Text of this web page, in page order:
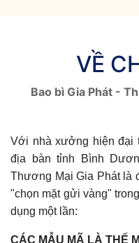
VỀ
Bao bì Gia Phát -
Với nhà xưởng hiện đại
địa bàn tỉnh Bình
Thương Mại Gia Phát là
"chọn mặt gửi vàng"
dụng một lần:
CÁC MẪU MÃ LÀ THẾ